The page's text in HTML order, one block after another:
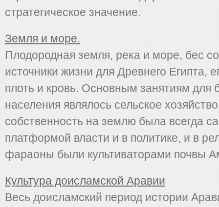
стратегическое значение.
Земля и море.
Плодородная земля, река и море, бес
источники жизни для Древнего Египта,
плоть и кровь. Основным занятиям для
населения являлось сельское
собственность на землю была всегда
платформой власти и в политике, и в
фараоны были культиваторами почвы
Культура доисламской Аравии
Весь доисламский период истории